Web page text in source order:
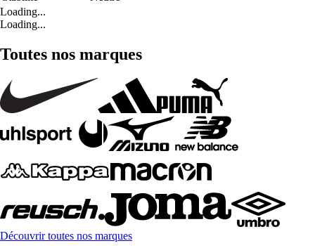
Loading...
Loading...
Toutes nos marques
Découvrir toutes nos marques